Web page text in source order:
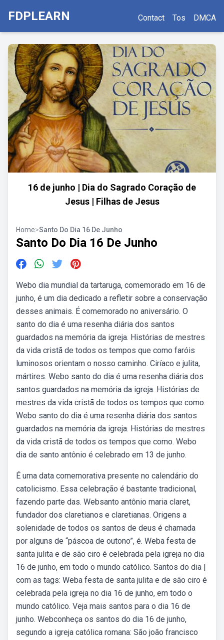
FDPLEARN Contact Tos DMCA
16 de junho | Dia do Sagrado Coração de
Jesus | Filhas de Jesus
Home>Santo Do Dia 16 De Junho
Santo Do Dia 16 De Junho
Webo dia mundial da tartaruga, comemorado em 16 de
junho, é um dia dedicado a refletir sobre a conservação
desses animais. É comemorado no aniversário. O
santo do dia é uma resenha diária dos santos
guardados na memória da igreja. Histórias de mestres
da vida cristã de todos os tempos que como faróis
luminosos orientam o nosso caminho. Ciríaco e julita,
mártires. Webo santo do dia é uma resenha diária dos
santos guardados na memória da igreja. Histórias de
mestres da vida cristã de todos os tempos que como.
Webo santo do dia é uma resenha diária dos santos
guardados na memória da igreja. Histórias de mestres
da vida cristã de todos os tempos que como. Webo
dia de santo antônio é celebrado em 13 de junho.
É uma data comemorativa presente no calendário do
catolicismo. Essa celebração é bastante tradicional,
fazendo parte das. Websanto antônio maria claret,
fundador dos claretianos e claretianas. Origens a
solenidade de todos os santos de deus é chamada
por alguns de “páscoa de outono”, é. Weba festa de
santa julita e de são ciro é celebrada pela igreja no dia
16 de junho, em todo o mundo católico. Santos do dia |
com as tags: Weba festa de santa julita e de são ciro é
celebrada pela igreja no dia 16 de junho, em todo o
mundo católico. Veja mais santos para o dia 16 de
junho. Webconheça os santos do dia 16 de junho,
segundo a igreja católica romana: São joão francisco